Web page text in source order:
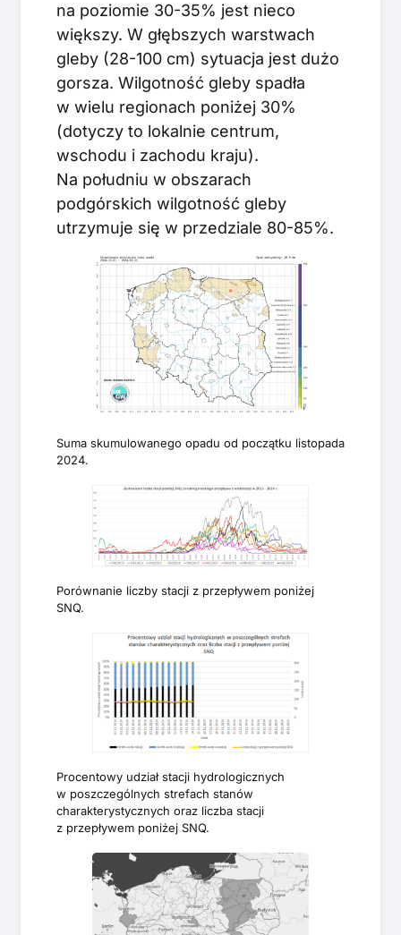
na poziomie 30-35% jest nieco
większy. W głębszych warstwach
gleby (28-100 cm) sytuacja jest dużo
gorsza. Wilgotność gleby spadła
w wielu regionach poniżej 30%
(dotyczy to lokalnie centrum,
wschodu i zachodu kraju).
Na południu w obszarach
podgórskich wilgotność gleby
utrzymuje się w przedziale 80-85%.
Suma skumulowanego opadu od początku listopada
2024.
Porównanie liczby stacji z przepływem poniżej
SNQ.
Procentowy udział stacji hydrologicznych
w poszczególnych strefach stanów
charakterystycznych oraz liczba stacji
z przepływem poniżej SNQ.